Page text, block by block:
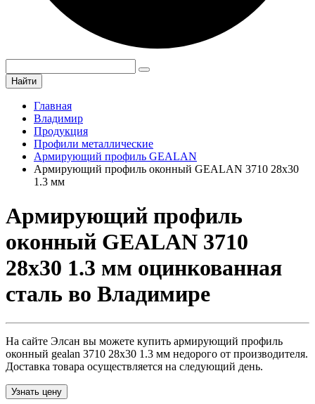
Найти
Главная
Владимир
Продукция
Профили металлические
Армирующий профиль GEALAN
Армирующий профиль оконный GEALAN 3710 28х30
1.3 мм
Армирующий профиль
оконный GEALAN 3710
28х30 1.3 мм оцинкованная
сталь во Владимире
На сайте Элсан вы можете купить армирующий профиль
оконный gealan 3710 28х30 1.3 мм недорого от производителя.
Доставка товара осуществляется на следующий день.
Узнать цену